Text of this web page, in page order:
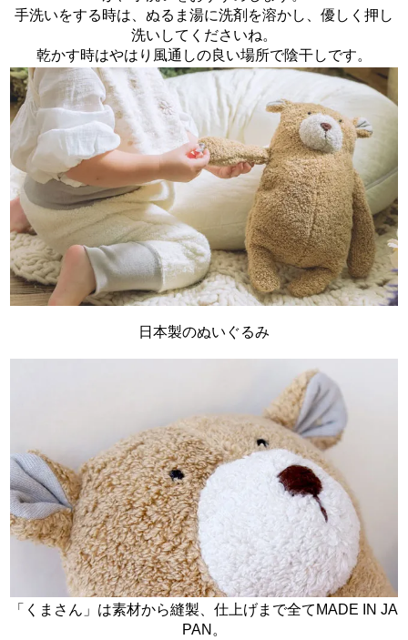
手洗いをする時は、ぬるま湯に洗剤を溶かし、優しく押し
洗いしてくださいね。
乾かす時はやはり風通しの良い場所で陰干しです。
日本製のぬいぐるみ
「くまさん」は素材から縫製、仕上げまで全てMADE IN JA
PAN。